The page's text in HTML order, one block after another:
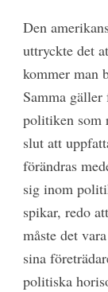
Den
uttryckte det
kommer man
Samma
politiken som
slut att
förändras
sig inom
spikar, redo
måste det
sina
politiska